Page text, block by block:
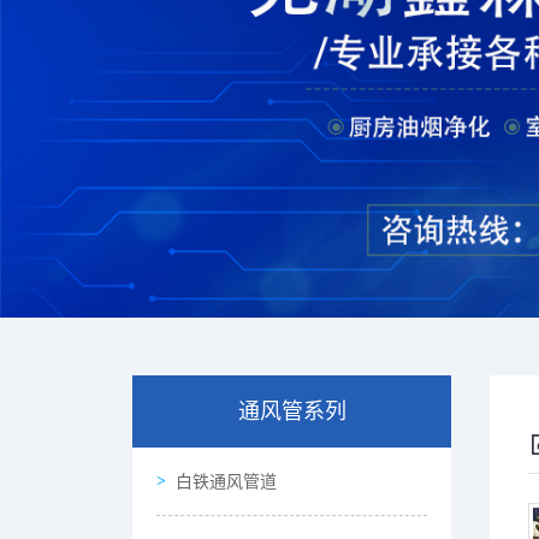
通风管系列
白铁通风管道